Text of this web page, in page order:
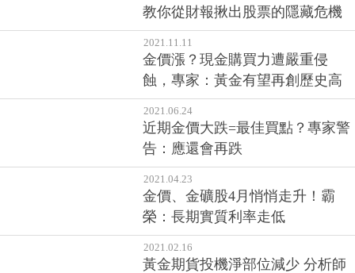
教你從財報揪出股票的隱藏危機
2021.11.11
金價漲？現金購買力遭嚴重侵
蝕，專家：黃金有望再創歷史高
2021.06.24
近期金價大跌=最佳買點？專家警
告：應還會再跌
2021.04.23
金價、金礦股4月悄悄走升！霸
榮：長期實質利率走低
2021.02.16
黃金期貨投機淨部位減少 分析師